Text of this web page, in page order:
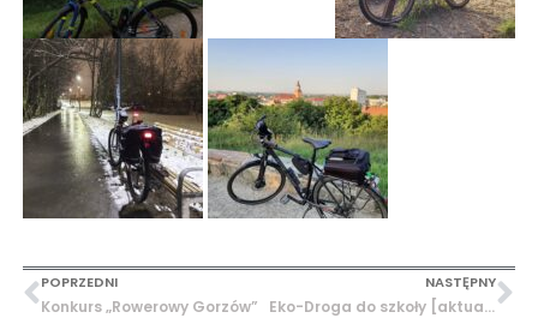
POPRZEDNI
Konkurs „Rowerowy Gorzów”
NASTĘPNY
Eko-Droga do szkoły [aktualizacja 27.05]